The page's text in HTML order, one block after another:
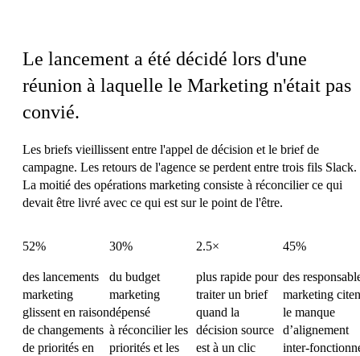
Le lancement a été décidé lors d'une
réunion à laquelle le Marketing n'était pas
convié.
Les briefs vieillissent entre l'appel de décision et le brief de
campagne. Les retours de l'agence se perdent entre trois fils Slack.
La moitié des opérations marketing consiste à réconcilier ce qui
devait être livré avec ce qui est sur le point de l'être.
52%
des lancements
marketing
glissent en raison
de changements
de priorités en
30%
du budget
marketing
dépensé
à réconcilier les
priorités et les
2.5×
plus rapide pour
traiter un brief
quand la
décision source
est à un clic
45%
des
marketing
le manque
d’alignement
inter-